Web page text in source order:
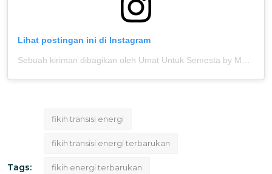
Lihat postingan ini di Instagram
Tags:
fikih transisi energi
fikih transisi energi terbarukan
fikih energi terbarukan